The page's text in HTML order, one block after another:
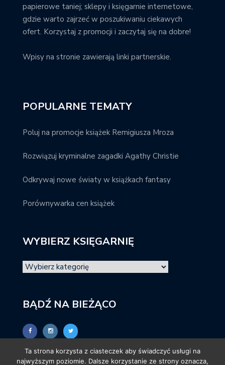
papierowe taniej; sklepy i księgarnie internetowe,
gdzie warto zajrzeć w poszukiwaniu ciekawych
ofert. Korzystaj z promocji i zaczytaj się na dobre!
Wpisy na stronie zawierają linki partnerskie.
POPULARNE TEMATY
Poluj na promocje książek Remigiusza Mroza
Rozwiązuj kryminalne zagadki Agathy Christie
Odkrywaj nowe światy w książkach fantasy
Porównywarka cen książek
WYBIERZ KSIĘGARNIĘ
BĄDŹ NA BIEŻĄCO
Ta strona korzysta z ciasteczek aby świadczyć usługi na
najwyższym poziomie. Dalsze korzystanie ze strony oznacza,